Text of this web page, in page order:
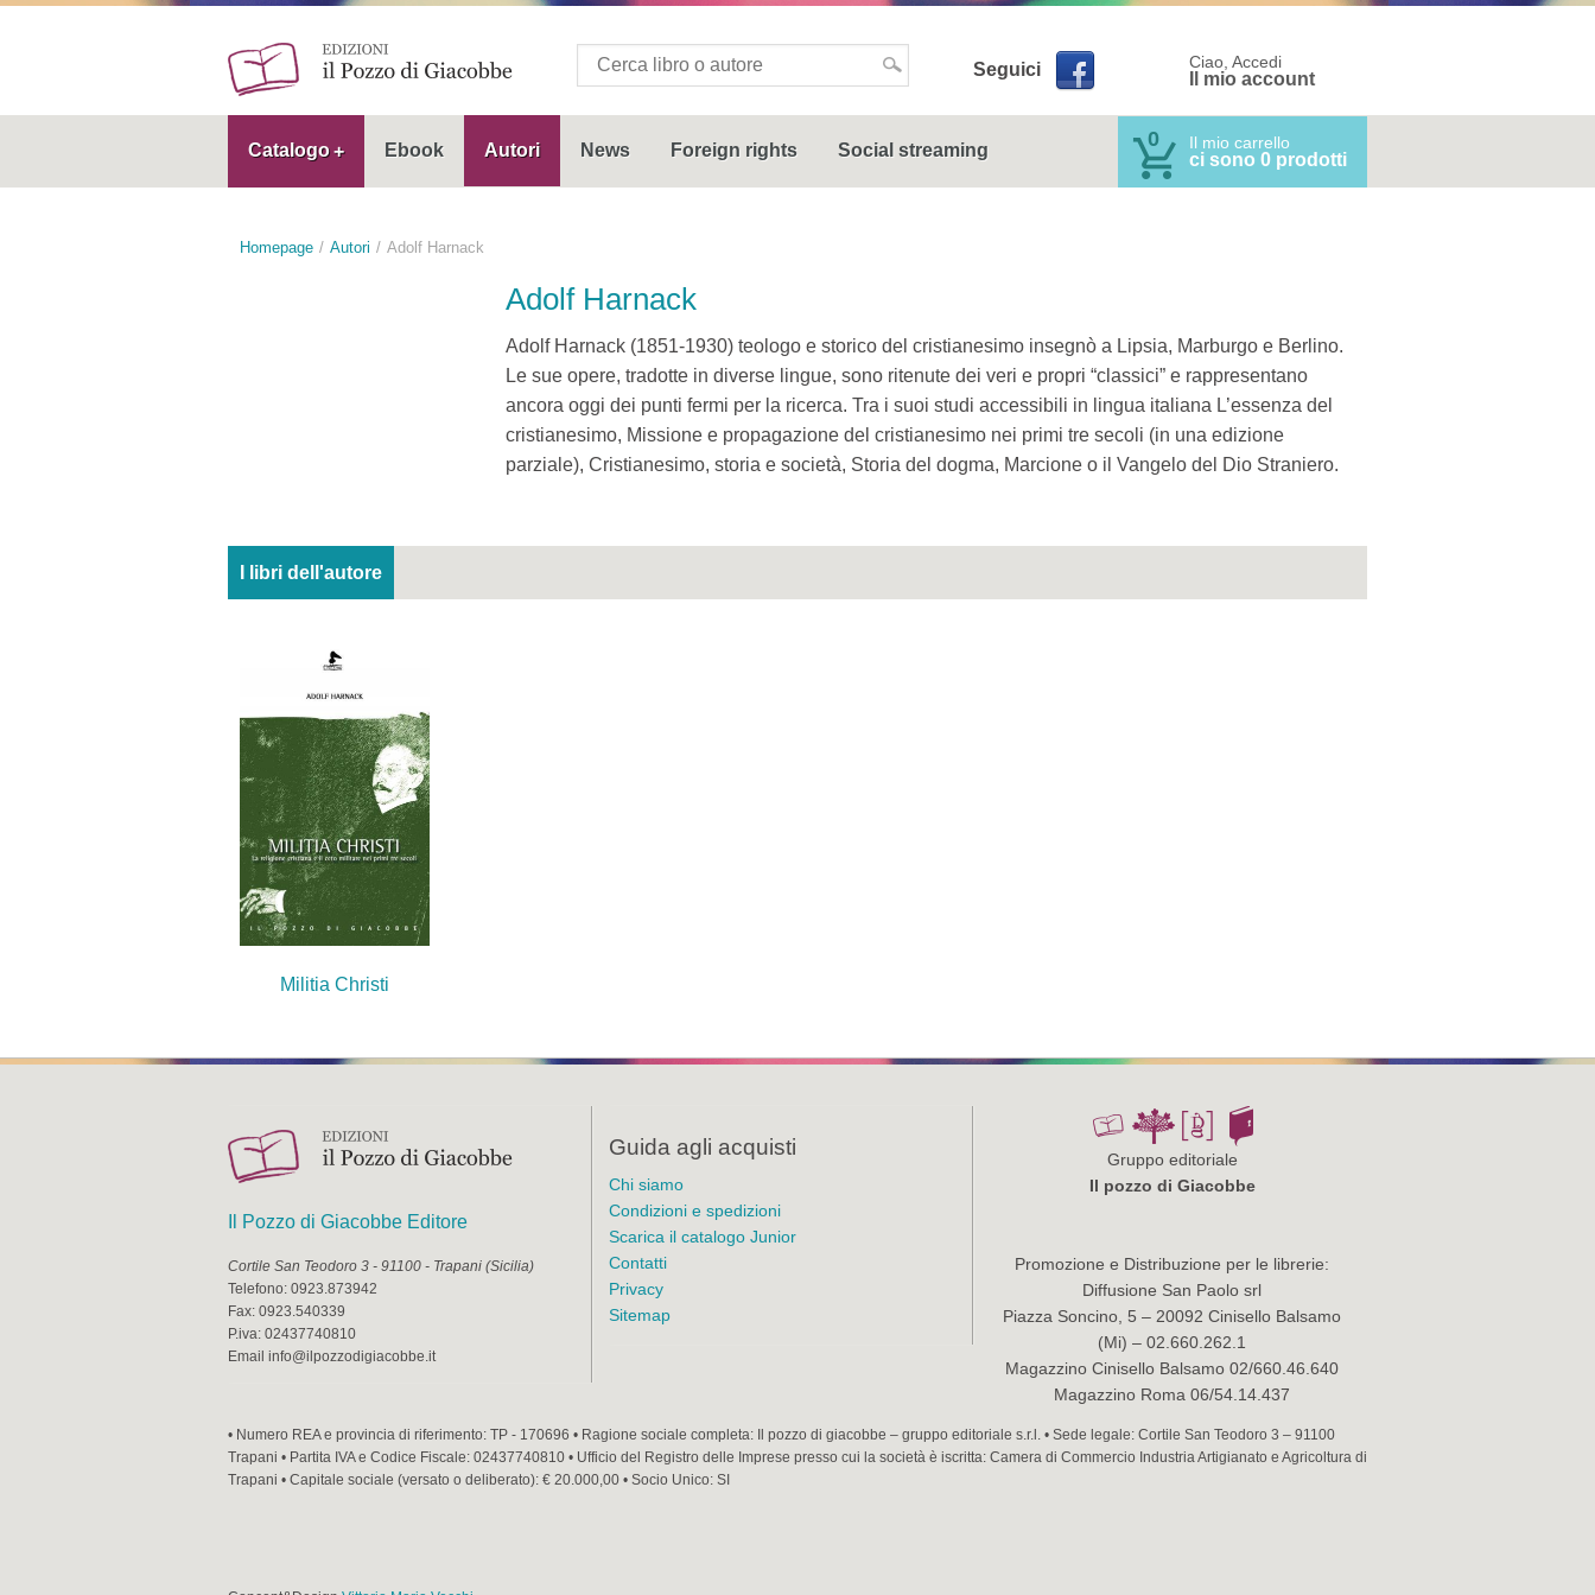
Seguici Ciao, Accedi
Il mio account
Catalogo Ebook Autori News Foreign rights Social streaming 0 Il mio carrello
ci sono 0 prodotti
Homepage Autori Adolf Harnack
Adolf Harnack
Adolf Harnack (1851-1930) teologo e storico del cristianesimo insegnò a Lipsia, Marburgo e Berlino.
Le sue opere, tradotte in diverse lingue, sono ritenute dei veri e propri “classici” e rappresentano
ancora oggi dei punti fermi per la ricerca. Tra i suoi studi accessibili in lingua italiana L’essenza del
cristianesimo, Missione e propagazione del cristianesimo nei primi tre secoli (in una edizione
parziale), Cristianesimo, storia e società, Storia del dogma, Marcione o il Vangelo del Dio Straniero.
I libri dell'autore
Militia Christi
Il Pozzo di Giacobbe Editore
Cortile San Teodoro 3 - 91100 - Trapani (Sicilia)
Telefono: 0923.873942
Fax: 0923.540339
P.iva: 02437740810
Email info@ilpozzodigiacobbe.it
Guida agli acquisti
Chi siamo
Condizioni e spedizioni
Scarica il catalogo Junior
Contatti
Privacy
Sitemap
Gruppo editoriale
Il pozzo di Giacobbe
Promozione e Distribuzione per le librerie:
Diffusione San Paolo srl
Piazza Soncino, 5 – 20092 Cinisello Balsamo
(Mi) – 02.660.262.1
Magazzino Cinisello Balsamo 02/660.46.640
Magazzino Roma 06/54.14.437
• Numero REA e provincia di riferimento: TP - 170696 • Ragione sociale completa: Il pozzo di giacobbe – gruppo editoriale s.r.l. • Sede legale: Cortile San Teodoro 3 – 91100
Trapani • Partita IVA e Codice Fiscale: 02437740810 • Ufficio del Registro delle Imprese presso cui la società è iscritta: Camera di Commercio Industria Artigianato e Agricoltura di
Trapani • Capitale sociale (versato o deliberato): € 20.000,00 • Socio Unico: SI